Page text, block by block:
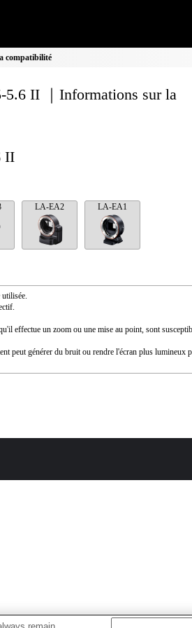
compatibilité
II ｜Informations sur la
II
LA-EA2 LA-EA1
utilisée.
effectue un zoom ou une mise au point, sont
peut générer du bruit ou rendre l'écran plus lumineux